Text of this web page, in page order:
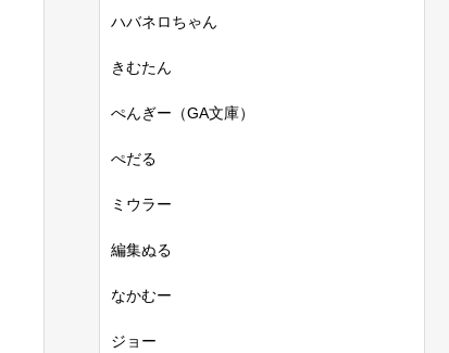
ハバネロちゃん
きむたん
ぺんぎー（GA文庫）
ぺだる
ミウラー
編集ぬる
なかむー
ジョー